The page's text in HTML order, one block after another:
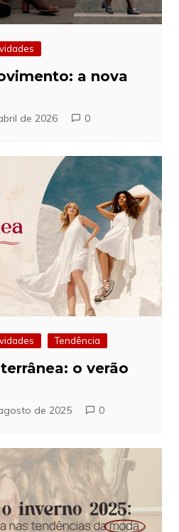
a nova
de 2026 0
Tendência
o verão
de 2025 0